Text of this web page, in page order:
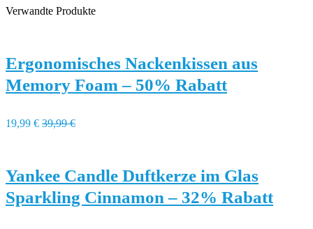
Verwandte Produkte
Ergonomisches Nackenkissen aus
Memory Foam – 50% Rabatt
19,99 € 39,99 €
Yankee Candle Duftkerze im Glas
Sparkling Cinnamon – 32% Rabatt